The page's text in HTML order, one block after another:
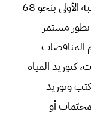
الفترة السابقة حازت فيها إدلب على المرتبة الأولى بنحو 68
مستمر
المناقصات
كتوريد المياه
وتوريد
أو